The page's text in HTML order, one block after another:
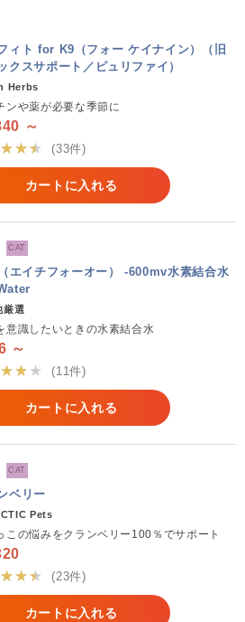
ィト for K9（フォー ケイナイン）（旧
クスサポート／ピュリファイ）
Herbs
ンや薬が必要な季節に
～
(33件)
カートに入れる
CAT
エイチフォーオー） -600mv水素結合水
厳選
意識したいときの水素結合水
～
(11件)
カートに入れる
CAT
ベリー
Pets
この悩みをクランベリー100％でサポート
(23件)
カートに入れる